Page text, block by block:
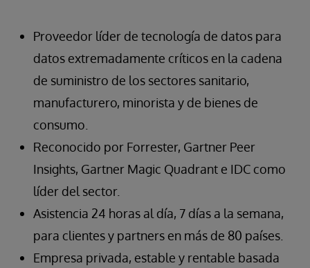
Proveedor líder de tecnología de datos para
datos extremadamente críticos en la cadena
de suministro de los sectores sanitario,
manufacturero, minorista y de bienes de
consumo.
Reconocido por Forrester, Gartner Peer
Insights, Gartner Magic Quadrant e IDC como
líder del sector.
Asistencia 24 horas al día, 7 días a la semana,
para clientes y partners en más de 80 países.
Empresa privada, estable y rentable basada